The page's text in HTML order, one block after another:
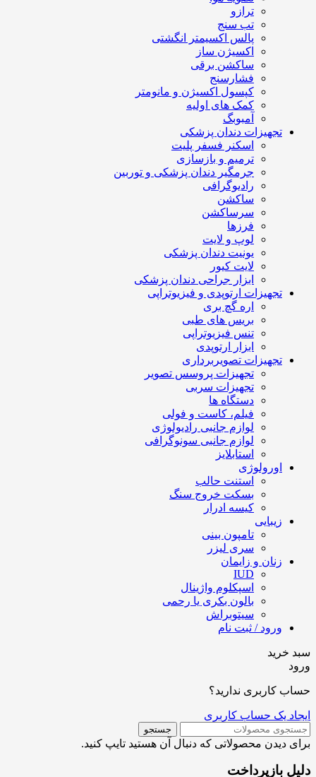
ترازو
تب سنج
پالس اکسیمتر انگشتی
اکسیژن ساز
ساکشن برقی
فشارسنج
کپسول اکسیژن و مانومتر
کمک های اولیه
آمبوبگ
تجهیزات دندان پزشکی
اسکنر فسفر پلیت
ترمیم و بازسازی
جرمگیر دندان پزشکی و توربین
رادیوگرافی
ساکشن
سرساکشن
فرزها
لوپ و لایت
یونیت دندان پزشکی
لایت کیور
ابزار جراحی دندان پزشکی
تجهیزات ارتوپدی و فیزیوتراپی
اره گچ بری
بریس های طبی
تنس فیزیوتراپی
ابزار ارتوپدی
تجهیزات تصویربرداری
تجهیزات پروسس تصویر
تجهیزات سربی
دستگاه ها
فیلم، کاست و فولی
لوازم جانبی رادیولوژی
لوازم جانبی سونوگرافی
استابلایز
اورولوژی
استنت حالب
بسکت خروج سنگ
کیسه ادرار
زیبایی
تامپون بینی
سری لیزر
زنان و زایمان
IUD
اسپکلوم واژینال
بالون بکری یا رحمی
سیتوبراش
ورود / ثبت نام
سبد خرید
ورود
حساب کاربری ندارید؟
ایجاد یک حساب کاربری
جستجو
برای دیدن محصولاتی که دنبال آن هستید تایپ کنید.
دلیل بازپرداخت